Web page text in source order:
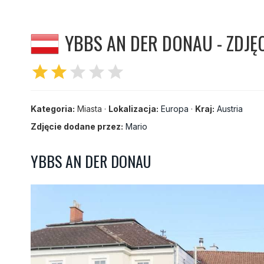
YBBS AN DER DONAU -
starstar star star star
Kategoria: Miasta · Lokalizacja: Europa · Kraj: Austria
Zdjęcie dodane przez: Mario
YBBS AN DER DONAU